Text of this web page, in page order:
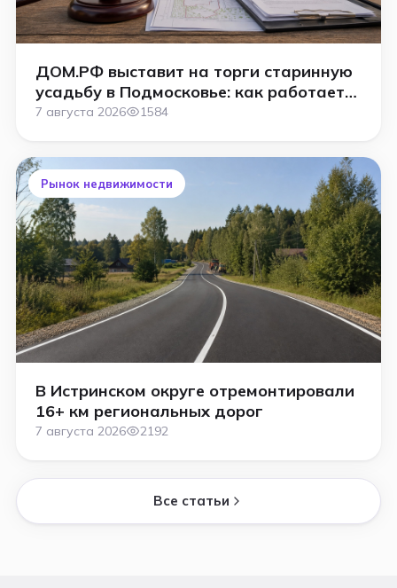
ДОМ.РФ выставит на торги старинную
усадьбу в Подмосковье: как работает
аукцион
7 августа 2026 1584
Рынок недвижимости
В Истринском округе отремонтировали
16+ км региональных дорог
7 августа 2026 2192
Все статьи